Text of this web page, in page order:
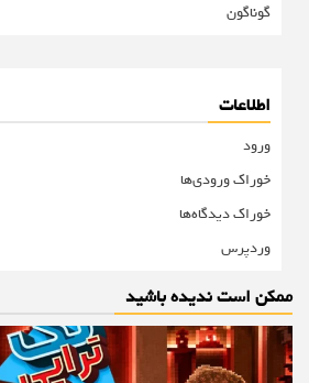
گوناگون
اطلاعات
ورود
خوراک ورودی‌ها
خوراک دیدگاه‌ها
وردپرس
ممکن است ندیده باشید